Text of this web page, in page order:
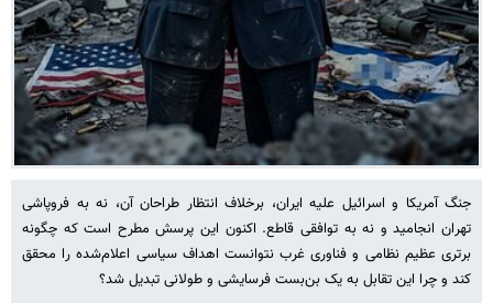
جنگ آمریکا و اسرائیل علیه ایران، برخلاف انتظار طراحان آن، نه به فروپاشی
تهران انجامید و نه به توافقی قاطع. اکنون این پرسش مطرح است که چگونه
برتری عظیم نظامی و فناوری غرب نتوانست اهداف سیاسی اعلام‌شده را محقق
کند و چرا این تقابل به یک بن‌بست فرسایشی و طولانی تبدیل شد؟